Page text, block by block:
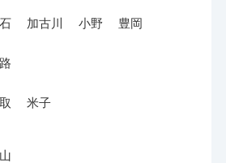
加古川 小野 豊岡
米子